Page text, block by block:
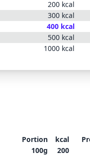
200 kcal
300 kcal
400 kcal
500 kcal
1000 kcal
Portion kcal
100g 200